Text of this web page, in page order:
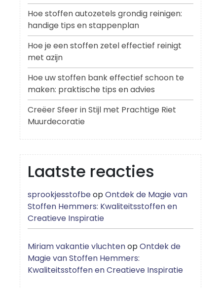
Hoe stoffen autozetels grondig reinigen:
handige tips en stappenplan
Hoe je een stoffen zetel effectief reinigt
met azijn
Hoe uw stoffen bank effectief schoon te
maken: praktische tips en advies
Creëer Sfeer in Stijl met Prachtige Riet
Muurdecoratie
Laatste reacties
sprookjesstofbeopOntdek de Magie van
Stoffen Hemmers: Kwaliteitsstoffen en
Creatieve Inspiratie
Miriam vakantie vluchtenopOntdek de
Magie van Stoffen Hemmers:
Kwaliteitsstoffen en Creatieve Inspiratie